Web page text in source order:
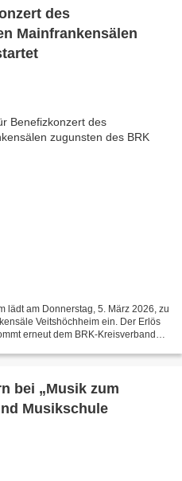
des
Mainfrankensälen
lädt am Donnerstag, 5. März 2026, zu
Veitshöchheim ein. Der Erlös
erneut dem BRK-Kreisverband
bei „Musik zum
Musikschule